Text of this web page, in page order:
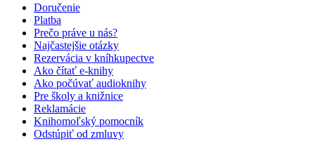
Doručenie
Platba
Prečo práve u nás?
Najčastejšie otázky
Rezervácia v kníhkupectve
Ako čítať e-knihy
Ako počúvať audioknihy
Pre školy a knižnice
Reklamácie
Knihomoľský pomocník
Odstúpiť od zmluvy